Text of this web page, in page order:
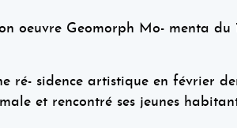
oeuvre Geomorph Mo- menta
ré- sidence artistique en février
et rencontré ses jeunes